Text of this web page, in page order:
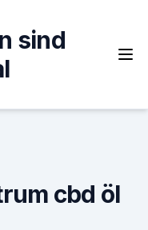
sind
cbd öl